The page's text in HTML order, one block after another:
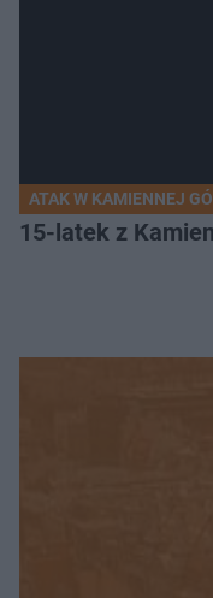
ATAK W KAMIENNEJ
15-latek z